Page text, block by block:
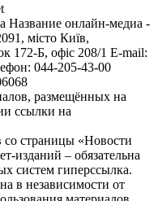
Название онлайн-медиа -
місто Київ,
Б, офіс 208/1 E-mail:
044-205-43-00
размещённых на
ссылки на
страницы «Новости
изданий – обязательна
систем гиперссылка.
в независимости от